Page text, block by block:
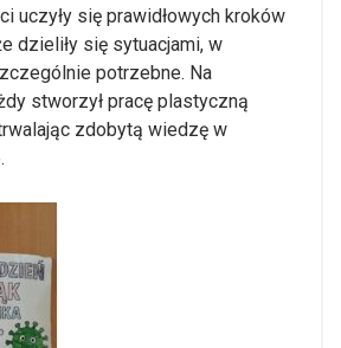
uczyły się prawidłowych kroków
dzieliły się sytuacjami, w
potrzebne. Na
stworzył pracę plastyczną
zdobytą wiedzę w